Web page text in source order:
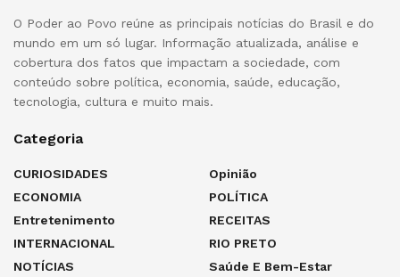
O Poder ao Povo reúne as principais notícias do Brasil e do
mundo em um só lugar. Informação atualizada, análise e
cobertura dos fatos que impactam a sociedade, com
conteúdo sobre política, economia, saúde, educação,
tecnologia, cultura e muito mais.
Categoria
CURIOSIDADES
ECONOMIA
Entretenimento
INTERNACIONAL
NOTÍCIAS
Opinião
POLÍTICA
RECEITAS
RIO PRETO
Saúde E Bem-Estar